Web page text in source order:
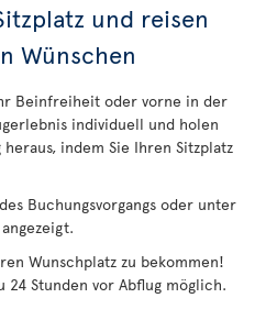
und reisen
Wünschen
Beinfreiheit oder vorne in der
individuell und holen
indem Sie Ihren Sitzplatz
Buchungsvorgangs oder unter
angezeigt.
Wunschplatz zu bekommen!
24 Stunden vor Abflug möglich.